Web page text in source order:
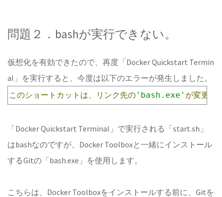
問題２．bashが実行できない。
仮想化を有効できたので、再度「Docker Quickstart Termin
al」を実行すると、今度は以下のエラーが発生しました。
このショートカットは、リンク先の 'bash.exe' が変更ま
「Docker Quickstart Terminal」で実行される「start.sh」
はbashなのですが、Docker Toolboxと一緒にインストール
するGitの「bash.exe」を使用します。
こちらは、Docker Toolboxをインストールする前に、Gitを